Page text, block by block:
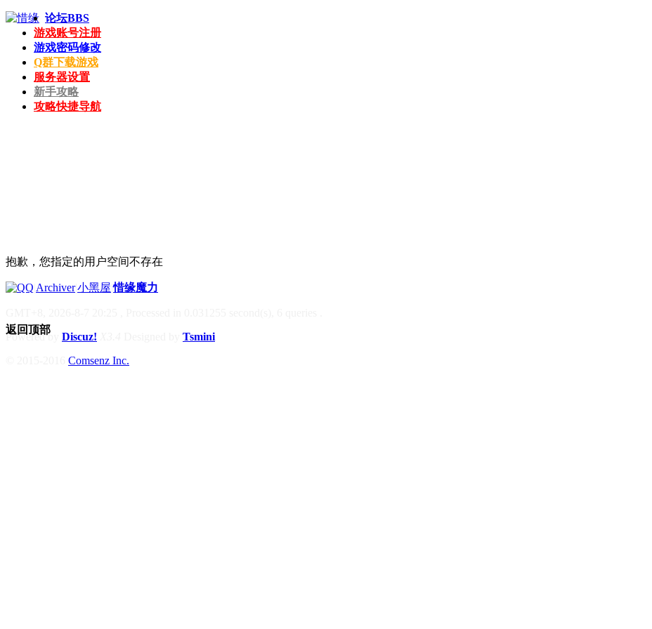
论坛BBS
游戏账号注册
游戏密码修改
Q群下载游戏
服务器设置
新手攻略
攻略快捷导航
抱歉，您指定的用户空间不存在
Archiver|小黑屋|惜缘魔力
Powered by Discuz!
Tsmini
Comsenz Inc.
返回顶部